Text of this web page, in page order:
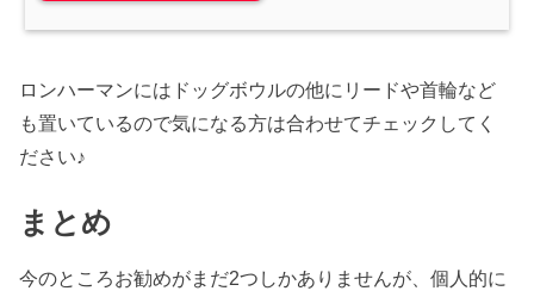
ロンハーマンにはドッグボウルの他にリードや首輪など
も置いているので気になる方は合わせてチェックしてく
ださい♪
まとめ
今のところお勧めがまだ2つしかありませんが、個人的に